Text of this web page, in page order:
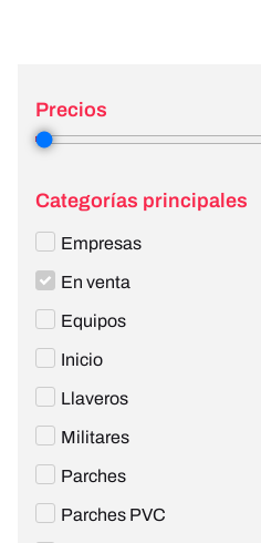
Precios
Categorías principales
Empresas
En venta
Equipos
Inicio
Llaveros
Militares
Parches
Parches PVC